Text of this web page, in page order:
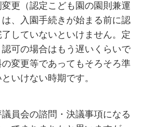
更（認定こども園の園則兼運
、入園手続きが始まる前に認
していないといけません。定
認可の場合はもう遅いくらいで
変更等であってもそろそろ準
いけない時期です。
員会の諮問・決議事項になる